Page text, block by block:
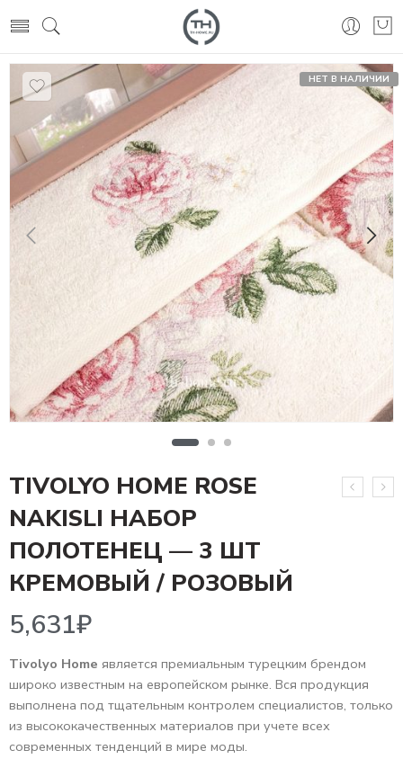
НЕТ В НАЛИЧИИ
TIVOLYO HOME ROSE
NAKISLI НАБОР
ПОЛОТЕНЕЦ — 3 ШТ
КРЕМОВЫЙ / РОЗОВЫЙ
5,631₽
Tivolyo Home является премиальным турецким брендом
широко известным на европейском рынке. Вся продукция
выполнена под тщательным контролем специалистов, только
из высококачественных материалов при учете всех
современных тенденций в мире моды.